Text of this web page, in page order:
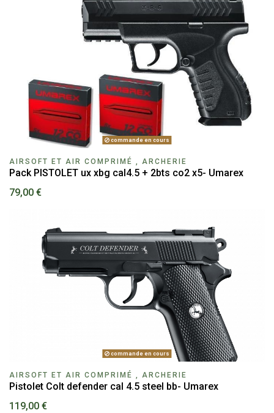
commande en cours
AIRSOFT ET AIR COMPRIMÉ , ARCHERIE
Pack PISTOLET ux xbg cal4.5 + 2bts co2 x5- Umarex
79,00 €
commande en cours
AIRSOFT ET AIR COMPRIMÉ , ARCHERIE
Pistolet Colt defender cal 4.5 steel bb- Umarex
119,00 €